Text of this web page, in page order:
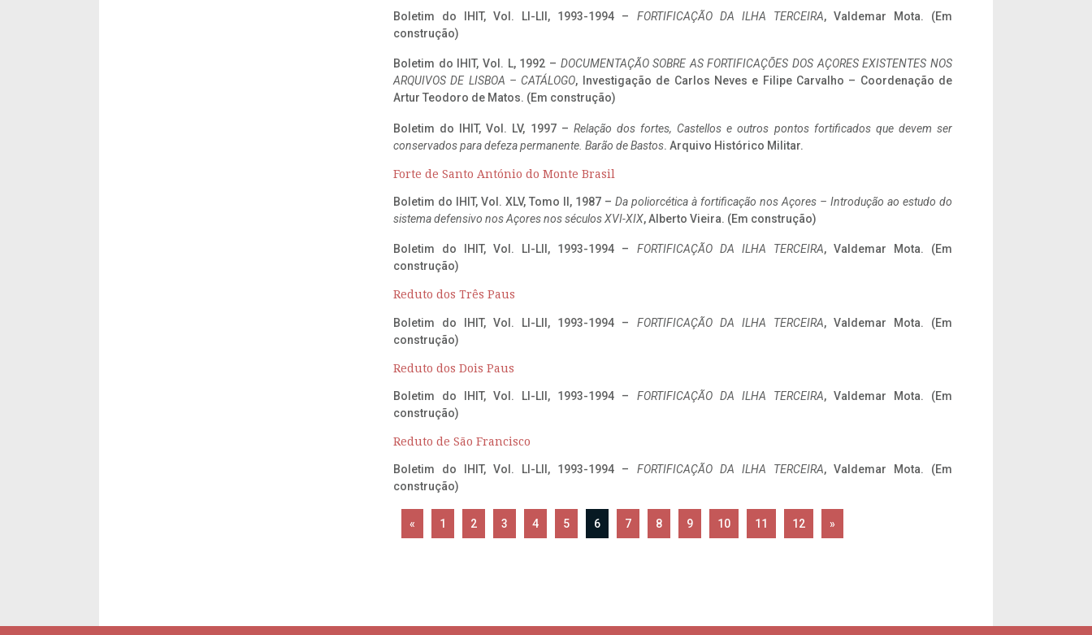
Boletim do IHIT, Vol. LI-LII, 1993-1994 – FORTIFICAÇÃO DA ILHA TERCEIRA, Valdemar Mota. (Em
construção)
Boletim do IHIT, Vol. L, 1992 – DOCUMENTAÇÃO SOBRE AS FORTIFICAÇÕES DOS AÇORES EXISTENTES NOS
ARQUIVOS DE LISBOA – CATÁLOGO, Investigação de Carlos Neves e Filipe Carvalho – Coordenação de
Artur Teodoro de Matos. (Em construção)
Boletim do IHIT, Vol. LV, 1997 – Relação dos fortes, Castellos e outros pontos fortificados que devem ser
conservados para defeza permanente. Barão de Bastos. Arquivo Histórico Militar.
Forte de Santo António do Monte Brasil
Boletim do IHIT, Vol. XLV, Tomo II, 1987 – Da poliorcética à fortificação nos Açores – Introdução ao estudo do
sistema defensivo nos Açores nos séculos XVI-XIX, Alberto Vieira. (Em construção)
Boletim do IHIT, Vol. LI-LII, 1993-1994 – FORTIFICAÇÃO DA ILHA TERCEIRA, Valdemar Mota. (Em
construção)
Reduto dos Três Paus
Boletim do IHIT, Vol. LI-LII, 1993-1994 – FORTIFICAÇÃO DA ILHA TERCEIRA, Valdemar Mota. (Em
construção)
Reduto dos Dois Paus
Boletim do IHIT, Vol. LI-LII, 1993-1994 – FORTIFICAÇÃO DA ILHA TERCEIRA, Valdemar Mota. (Em
construção)
Reduto de São Francisco
Boletim do IHIT, Vol. LI-LII, 1993-1994 – FORTIFICAÇÃO DA ILHA TERCEIRA, Valdemar Mota. (Em
construção)
« 1 2 3 4 5 6 7 8 9 10 11 12 »